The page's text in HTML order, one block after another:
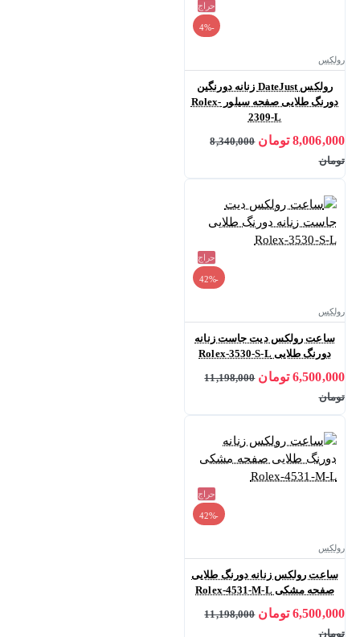
حراج
-4%
رولکس
رولکس DateJust زنانه دورنگین
دورنگ طلایی صفحه سیلور Rolex-
2309-L
8,006,000 تومان
8,340,000
تومان
حراج
-42%
رولکس
ساعت رولکس دیت جاست زنانه
دورنگ طلایی Rolex-3530-S-L
6,500,000 تومان
11,198,000
تومان
حراج
-42%
رولکس
ساعت رولکس زنانه دورنگ طلایی
صفحه مشکی Rolex-4531-M-L
6,500,000 تومان
11,198,000
تومان